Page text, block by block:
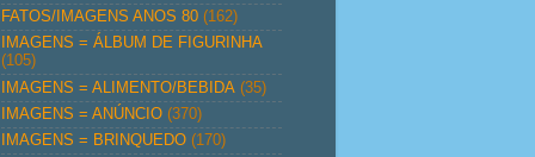
FATOS/IMAGENS ANOS 80 (162)
IMAGENS = ÁLBUM DE FIGURINHA
(105)
IMAGENS = ALIMENTO/BEBIDA (35)
IMAGENS = ANÚNCIO (370)
IMAGENS = BRINQUEDO (170)